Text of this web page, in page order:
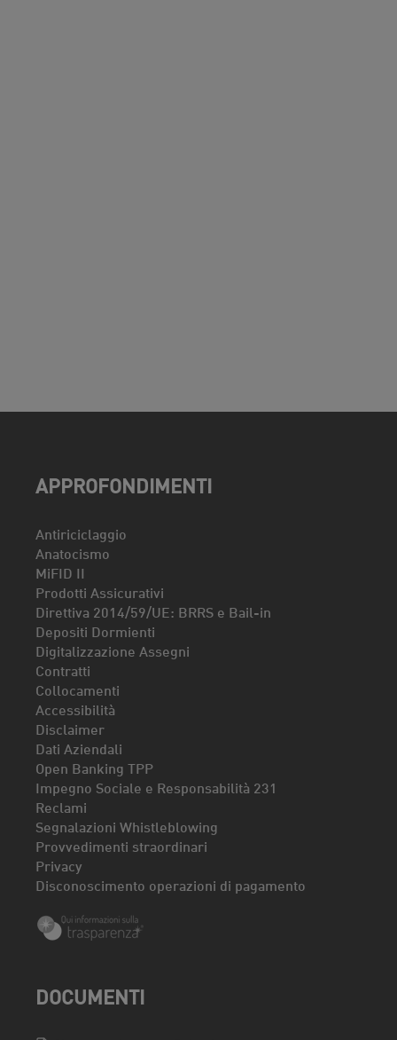
APPROFONDIMENTI
Antiriciclaggio
Anatocismo
MiFID II
Prodotti Assicurativi
Direttiva 2014/59/UE: BRRS e Bail-in
Depositi Dormienti
Digitalizzazione Assegni
Contratti
Collocamenti
Accessibilità
Disclaimer
Dati Aziendali
Open Banking TPP
Impegno Sociale e Responsabilità 231
Reclami
Segnalazioni Whistleblowing
Provvedimenti straordinari
Privacy
Disconoscimento operazioni di pagamento
DOCUMENTI